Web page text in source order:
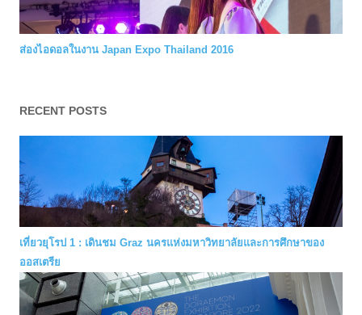
ส่องไอดอลในงาน Japan Expo Thailand 2016
RECENT POSTS
เที่ยวยุโรป 1 : เดินชม Graz นครแห่งมหาวิทยาลัยและการศึกษาของ
ออสเตรีย